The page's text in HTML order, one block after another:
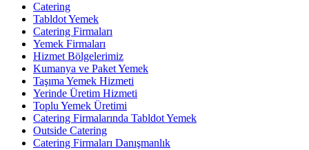
Catering
Tabldot Yemek
Catering Firmaları
Yemek Firmaları
Hizmet Bölgelerimiz
Kumanya ve Paket Yemek
Taşıma Yemek Hizmeti
Yerinde Üretim Hizmeti
Toplu Yemek Üretimi
Catering Firmalarında Tabldot Yemek
Outside Catering
Catering Firmaları Danışmanlık